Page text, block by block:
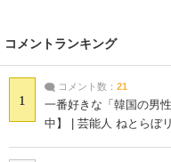
コメントランキング
1
コメント数： 21
一番好きな「韓国の男
中】 | 芸能人 ねとらぼ